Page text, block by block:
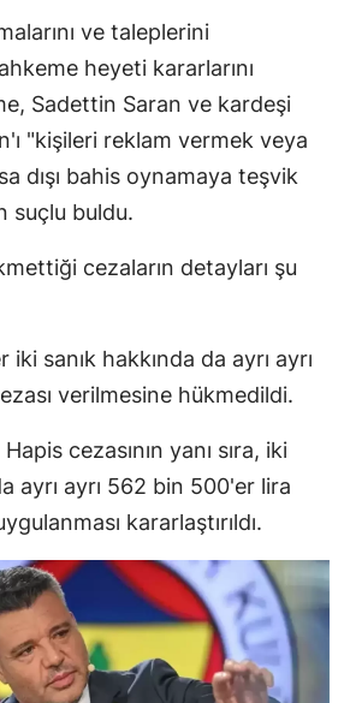
ve taleplerini
heyeti kararlarını
Sadettin Saran ve kardeşi
"kişileri reklam vermek veya
dışı bahis oynamaya teşvik
suçlu buldu.
cezaların detayları şu
iki sanık hakkında da ayrı ayrı
verilmesine hükmedildi.
cezasının yanı sıra, iki
ayrı ayrı 562 bin 500'er lira
kararlaştırıldı.